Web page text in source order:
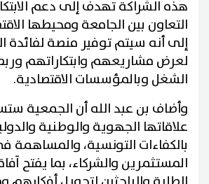
هذه الشراكة تهدف إلى دعم
التعاون بين الجامعة ومحيطها
إلى أنه سيتم توفير منصة لفائدة
لعرض مشاريعهم وابتكاراتهم
الشغل وبالمؤسسات الاقتصادية.
وأضاف بن عبد الله أن الجمعية
علاقاتها الجهوية والوطنية
بالكفاءات التونسية، والمساهمة
المستثمرين والشركاء، بما يفتح